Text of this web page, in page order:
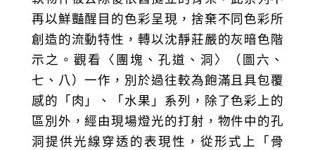
再以鮮豔醒目的色彩呈現，捨棄不同色彩所
創造的流動特性，轉以沈靜莊嚴的灰暗色階
示之。觀看〈團塊、孔道、洞〉（圖六、
七、八）一作，別於過往較為飽滿且具包覆
感的「肉」、「水果」系列，除了色彩上的
區別外，經由現場燈光的打射，物件中的孔
洞提供光線穿透的表現性，從形式上「骨